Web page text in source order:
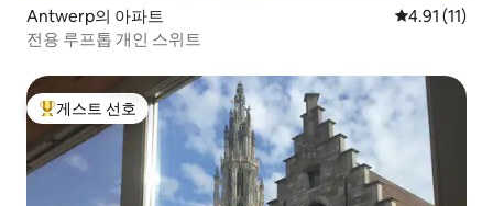
Antwerp의 아파트 평점 4.91점
4.91 (11)
전용 루프톱 개인 스위트
상위 게스트 선호
게스트 선호